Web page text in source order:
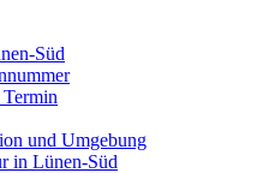
Süd
und Umgebung
in Lünen-Süd